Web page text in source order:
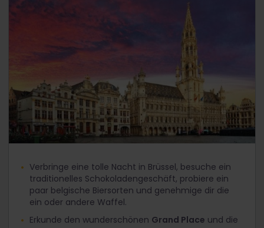
Verbringe eine tolle Nacht in Brüssel, besuche ein
traditionelles Schokoladengeschäft, probiere ein
paar belgische Biersorten und genehmige dir die
ein oder andere Waffel.
Erkunde den wunderschönen Grand Place und die